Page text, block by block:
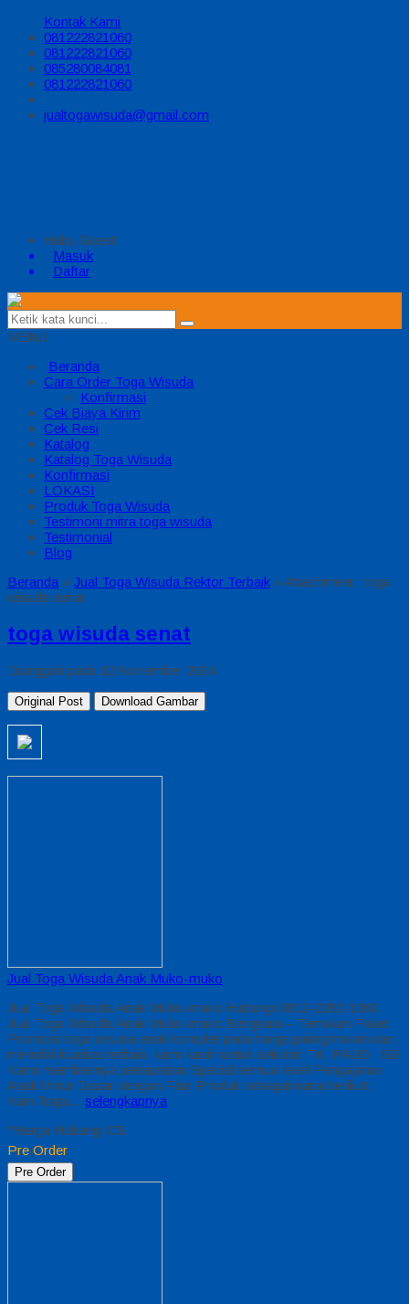
Kontak Kami
081222821060
081222821060
085280084081
081222821060
jualtogawisuda@gmail.com
Halo, Guest!
Masuk
Daftar
MENU
Beranda
Cara Order Toga Wisuda
Konfirmasi
Cek Biaya Kirim
Cek Resi
Katalog
Katalog Toga Wisuda
Konfirmasi
LOKASI
Produk Toga Wisuda
Testimoni mitra toga wisuda
Testimonial
Blog
Beranda » Jual Toga Wisuda Rektor Terbaik » Attachment : toga
wisuda senat
toga wisuda senat
Diunggah pada 12 November 2024
Original Post Download Gambar
Jual Toga Wisuda Anak Muko-muko
Jual Toga Wisuda Anak Muko-muko Hubungi 0812-2282-1060
Jual Toga Wisuda Anak Muko-muko Bengkulu – Temukan Paket
Promosi toga wisuda anak komplet pada harga paling murah dan
memiliki kualitas terbaik, kami kasih untuk sekolah TK, PAUD , SD
Kami memberinya penawaran Special semua level Pengajaran
Anak Umur Dasar dengan Fitur Produk sebagaimana berikut :
Kain Toga… selengkapnya
*Harga Hubungi CS
Pre Order
Pre Order